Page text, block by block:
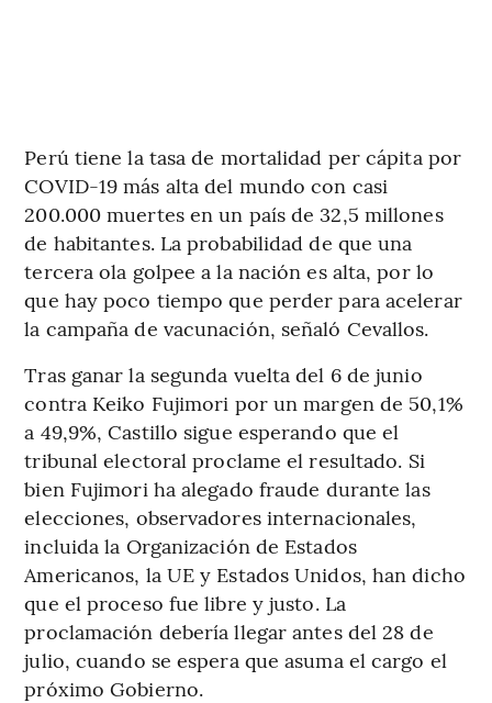
Perú tiene la tasa de mortalidad per cápita por
COVID-19 más alta del mundo con casi
200.000 muertes en un país de 32,5 millones
de habitantes. La probabilidad de que una
tercera ola golpee a la nación es alta, por lo
que hay poco tiempo que perder para acelerar
la campaña de vacunación, señaló Cevallos.
Tras ganar la segunda vuelta del 6 de junio
contra Keiko Fujimori por un margen de 50,1%
a 49,9%, Castillo sigue esperando que el
tribunal electoral proclame el resultado. Si
bien Fujimori ha alegado fraude durante las
elecciones, observadores internacionales,
incluida la Organización de Estados
Americanos, la UE y Estados Unidos, han dicho
que el proceso fue libre y justo. La
proclamación debería llegar antes del 28 de
julio, cuando se espera que asuma el cargo el
próximo Gobierno.